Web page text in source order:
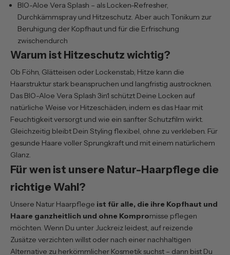
BIO-Aloe Vera Splash – als Locken-Refresher,
Durchkämmspray und Hitzeschutz. Aber auch Tonikum zur
Beruhigung der Kopfhaut und für die Erfrischung
zwischendurch
Warum ist Hitzeschutz wichtig?
Ob Föhn, Glätteisen oder Lockenstab, Hitze kann die
Haarstruktur stark beanspruchen und langfristig austrocknen.
Das BIO-Aloe Vera Splash 3in1 schützt Deine Locken auf
natürliche Weise vor Hitzeschäden, indem es das Haar mit
Feuchtigkeit versorgt und wie ein sanfter Schutzfilm wirkt.
Gleichzeitig bleibt Dein Styling flexibel, ohne zu verkleben. Für
gesunde Haare voller Sprungkraft und mit einem natürlichem
Glanz.
Für wen ist unsere Natur-Haarpflege die
richtige Wahl?
Unsere Natur Haarpflege ist für alle, die ihre Kopfhaut und
Haare ganzheitlich und ohne Kompromisse pflegen
möchten. Wenn Du unter Juckreiz leidest, auf reizende
Zusätze verzichten willst oder nach einer nachhaltigen
Alternative zu herkömmlicher Kosmetik suchst – dann bist Du